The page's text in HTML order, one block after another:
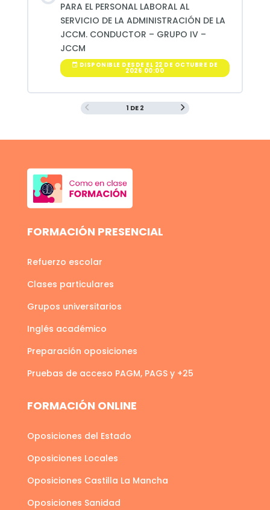
PARA EL PERSONAL LABORAL AL
SERVICIO DE LA ADMINISTRACIÓN DE LA
JCCM. CONDUCTOR – GRUPO IV –
JCCM
DISPONIBLE DESDE EL 22 DE OCTUBRE DE
2026 00:00
1 DE 2
FORMACIÓN PRESENCIAL
Refuerzo escolar
Clases particulares
Grupos universitarios
Inglés académico
Preparación oposiciones
Pruebas de acceso PAGM, PAGS y +25
FORMACIÓN ONLINE
Oposiciones del Estado
Oposiciones Locales
Oposiciones Castilla La Mancha
Oposiciones Sanidad